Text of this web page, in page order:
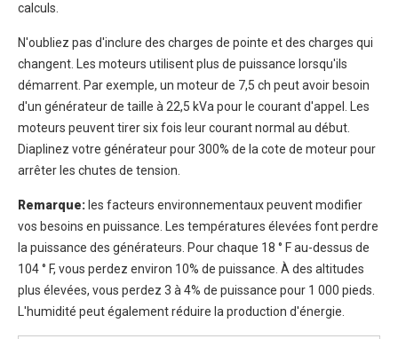
calculs.
N'oubliez pas d'inclure des charges de pointe et des charges qui
changent. Les moteurs utilisent plus de puissance lorsqu'ils
démarrent. Par exemple, un moteur de 7,5 ch peut avoir besoin
d'un générateur de taille à 22,5 kVa pour le courant d'appel. Les
moteurs peuvent tirer six fois leur courant normal au début.
Diaplinez votre générateur pour 300% de la cote de moteur pour
arrêter les chutes de tension.
Remarque: les facteurs environnementaux peuvent modifier
vos besoins en puissance. Les températures élevées font perdre
la puissance des générateurs. Pour chaque 18 ° F au-dessus de
104 ° F, vous perdez environ 10% de puissance. À des altitudes
plus élevées, vous perdez 3 à 4% de puissance pour 1 000 pieds.
L'humidité peut également réduire la production d'énergie.